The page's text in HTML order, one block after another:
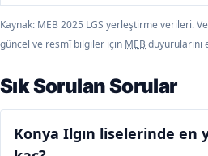
Kaynak: MEB 2025 LGS yerleştirme verileri.
güncel ve resmî bilgiler için MEB duyurularını
Sık Sorulan Sorular
Konya Ilgın liselerinde en